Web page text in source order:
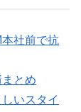
社前で抗
とめ
いスタイ